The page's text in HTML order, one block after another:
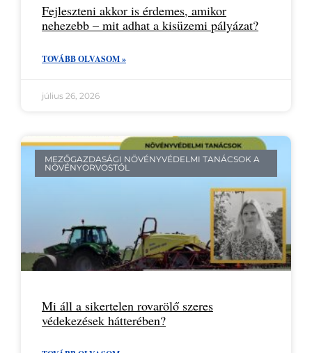
Fejleszteni akkor is érdemes, amikor
nehezebb – mit adhat a kisüzemi pályázat?
TOVÁBB OLVASOM »
július 26, 2026
MEZŐGAZDASÁGI NÖVÉNYVÉDELMI TANÁCSOK A
NÖVÉNYORVOSTÓL
Mi áll a sikertelen rovarölő szeres
védekezések hátterében?